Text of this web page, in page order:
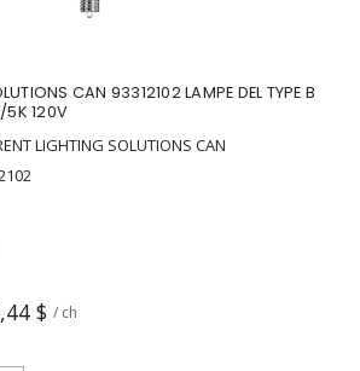
CAN 93312102 LAMPE DEL TYPE B
5K 120V
LIGHTING SOLUTIONS CAN
$ / ch